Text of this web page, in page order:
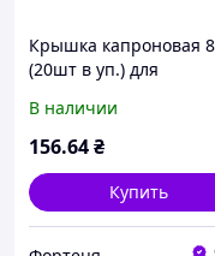
Крышка капроновая
(20шт в уп.) для
В наличии
156.64₴
Купить